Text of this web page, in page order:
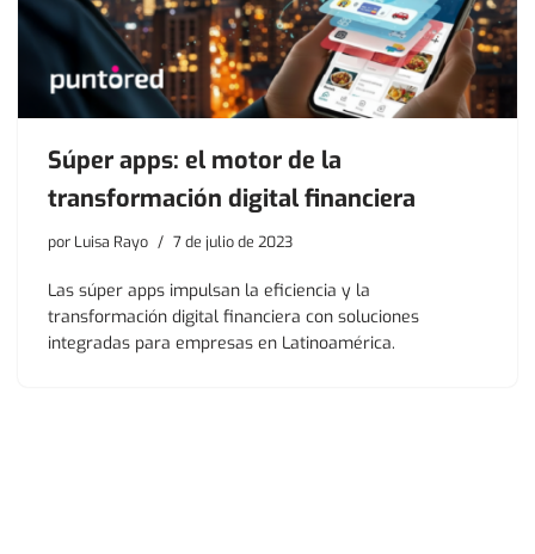
Súper apps: el motor de la
transformación digital financiera
por Luisa Rayo 7 de julio de 2023
Las súper apps impulsan la eficiencia y la
transformación digital financiera con soluciones
integradas para empresas en Latinoamérica.